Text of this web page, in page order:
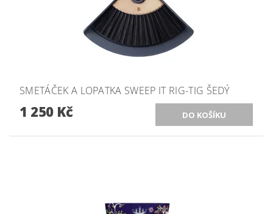
SMETÁČEK A LOPATKA SWEEP IT RIG-TIG ŠEDÝ
1 250 Kč